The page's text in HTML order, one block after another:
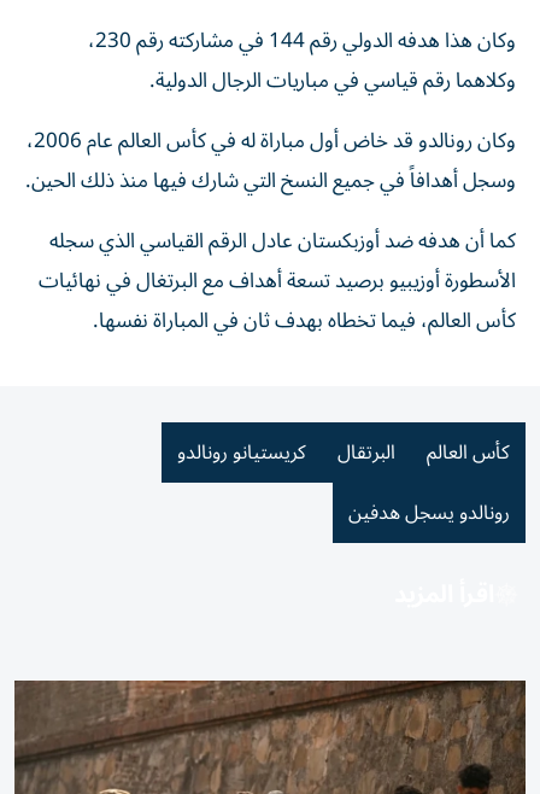
وكان هذا هدفه الدولي ⁠رقم 144 في مشاركته رقم 230،
وكلاهما رقم قياسي في مباريات ​الرجال ‌الدولية.
وكان رونالدو قد خاض ‌أول مباراة له في كأس العالم عام 2006،
وسجل أهدافاً في جميع ‌النسخ التي ‌شارك فيها ⁠منذ ذلك الحين.
‌كما أن هدفه ضد أوزبكستان عادل الرقم القياسي الذي سجله
⁠الأسطورة أوزيبيو برصيد ​تسعة أهداف مع البرتغال في نهائيات
كأس العالم، فيما تخطاه بهدف ثان في المباراة نفسها.
كأس العالم البرتقال
كريستيانو رونالدو
رونالدو يسجل هدفين